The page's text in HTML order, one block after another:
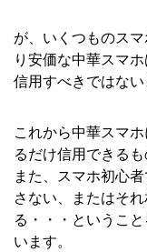
が、いくつものス
り安価な中華スマ
信用すべきではない
これから中華スマ
るだけ信用できる
また、スマホ初心
さない、またはそ
る・・・というこ
います。